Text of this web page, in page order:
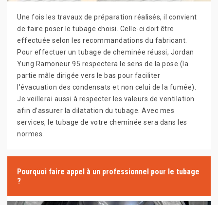
Une fois les travaux de préparation réalisés, il convient
de faire poser le tubage choisi. Celle-ci doit être
effectuée selon les recommandations du fabricant.
Pour effectuer un tubage de cheminée réussi, Jordan
Yung Ramoneur 95 respectera le sens de la pose (la
partie mâle dirigée vers le bas pour faciliter
l'évacuation des condensats et non celui de la fumée).
Je veillerai aussi à respecter les valeurs de ventilation
afin d’assurer la dilatation du tubage. Avec mes
services, le tubage de votre cheminée sera dans les
normes.
Pourquoi faire appel à un professionnel pour le tubage
?